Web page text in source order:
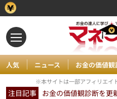
人気 ニュース お金の価値観
※本サイトは一部アフィリエイ
注目記事 お金の価値観診断を更